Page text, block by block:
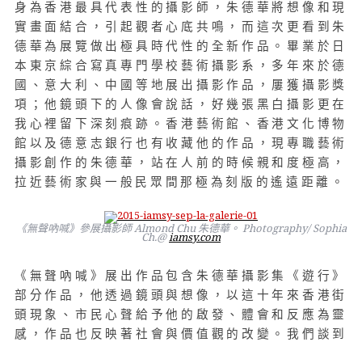
身為香港最具代表性的攝影師，朱德華將想像和現
實畫面結合，引起觀者心底共鳴，而這次更看到朱
德華為展覽做出極具時代性的全新作品。畢業於日
本東京綜合寫真專門學校藝術攝影系，多年來於德
國、意大利、中國等地展出攝影作品，屢獲攝影獎
項；他鏡頭下的人像會說話，好幾張黑白攝影更在
我心裡留下深刻痕跡。香港藝術館、香港文化博物
館以及德意志銀行也有收藏他的作品，現專職藝術
攝影創作的朱德華，站在人前的時候親和度極高，
拉近藝術家與一般民眾間那極為刻版的遙遠距離。
《無聲吶喊》參展攝影師 Almond Chu 朱德華。 Photography/ Sophia
Ch.@iamsy.com
《無聲吶喊》展出作品包含朱德華攝影集《遊行》
部分作品，他透過鏡頭與想像，以這十年來香港街
頭現象、市民心聲給予他的啟發、體會和反應為靈
感，作品也反映著社會與價值觀的改變。我們談到